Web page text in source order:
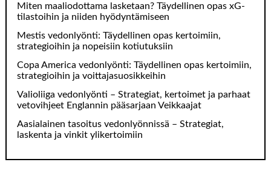
Miten maaliodottama lasketaan? Täydellinen opas xG-
tilastoihin ja niiden hyödyntämiseen
Mestis vedonlyönti: Täydellinen opas kertoimiin,
strategioihin ja nopeisiin kotiutuksiin
Copa America vedonlyönti: Täydellinen opas kertoimiin,
strategioihin ja voittajasuosikkeihin
Valioliiga vedonlyönti – Strategiat, kertoimet ja parhaat
vetovihjeet Englannin pääsarjaan Veikkaajat
Aasialainen tasoitus vedonlyönnissä – Strategiat,
laskenta ja vinkit ylikertoimiin